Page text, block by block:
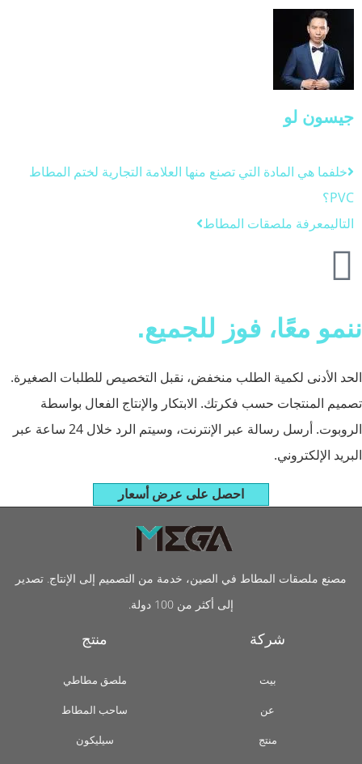
جيسون لو
خلفما هي المادة التي تصنع منها العلامة التجارية لختم المطاط
PVC؟
التاليمعرفة ملصقات المطاط
ننمو معًا، فوز للجميع.
الحد الأدنى لكمية الطلب منخفض، نقبل التخصيص للطلبات الصغيرة.
تصميم المنتجات حسب فكرتك. الابتكار والإنتاج الفعال بواسطة
الروبوت. أرسل رسالة عبر الإنترنت، وسيتم الرد خلال 24 ساعة عبر
البريد الإلكتروني.
احصل على عرض أسعار
مصنع ملصقات المطاط في الصين، خدمة من التصميم إلى الإنتاج. تصدير
إلى أكثر من 100 دولة.
شركة
بيت
عن
منتج
منتج
ملصق مطاطي
ساحب المطاط
سيليكون